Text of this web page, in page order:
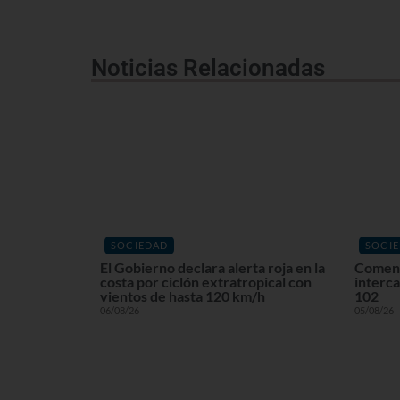
Noticias Relacionadas
SOCIEDAD
El Gobierno declara alerta roja en la
costa por ciclón extratropical con
vientos de hasta 120 km/h
06/08/26
102
05/08/26